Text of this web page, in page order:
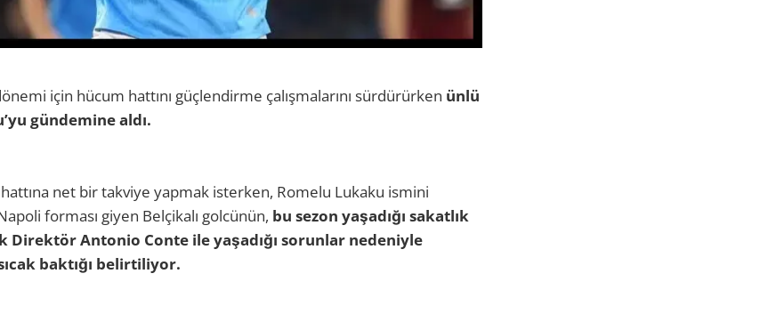
için hücum hattını güçlendirme çalışmalarını sürdürürken ünlü
gündemine aldı.
net bir takviye yapmak isterken, Romelu Lukaku ismini
forması giyen Belçikalı golcünün, bu sezon yaşadığı sakatlık
Direktör Antonio Conte ile yaşadığı sorunlar nedeniyle
baktığı belirtiliyor.